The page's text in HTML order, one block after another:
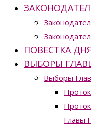
ПОВЕСТКА ДНЯ
ВЫБОРЫ
Выборы
Главы